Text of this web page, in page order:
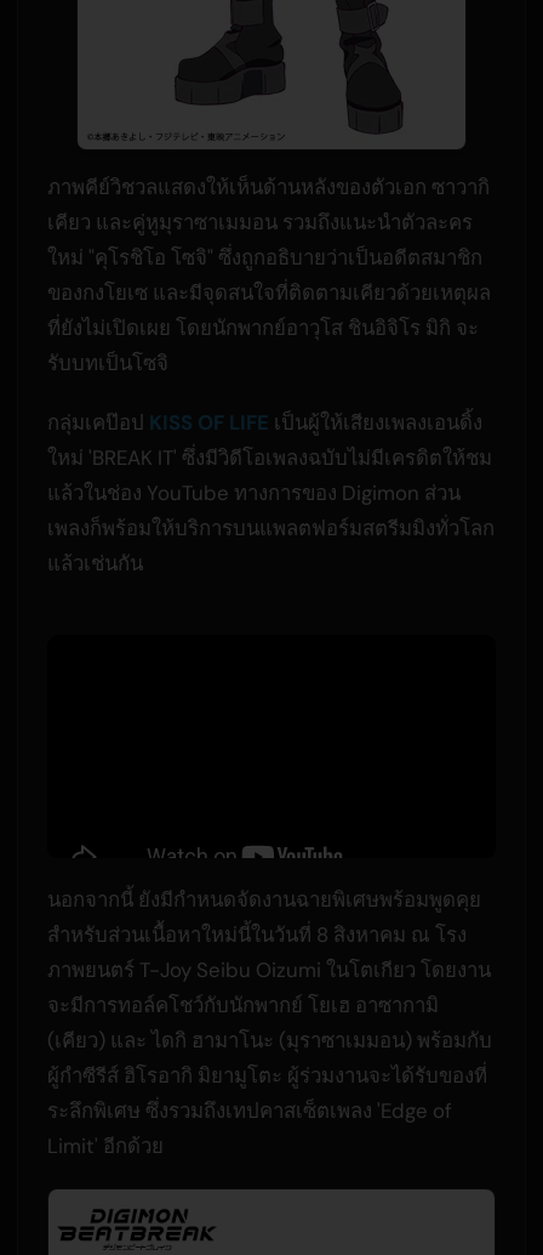
ภาพคีย์วิชวลแสดงให้เห็นด้านหลังของตัวเอก ซาวากิ
เคียว และคู่หูมุราซาเมมอน รวมถึงแนะนำตัวละคร
ใหม่ "คุโรชิโอ โซจิ" ซึ่งถูกอธิบายว่าเป็นอดีตสมาชิก
ของกงโยเซ และมีจุดสนใจที่ติดตามเคียวด้วยเหตุผล
ที่ยังไม่เปิดเผย โดยนักพากย์อาวุโส ชินอิจิโร มิกิ จะ
รับบทเป็นโซจิ
กลุ่มเคป๊อป KISS OF LIFE เป็นผู้ให้เสียงเพลงเอนดิ้ง
ใหม่ 'BREAK IT' ซึ่งมีวิดีโอเพลงฉบับไม่มีเครดิตให้ชม
แล้วในช่อง YouTube ทางการของ Digimon ส่วน
เพลงก็พร้อมให้บริการบนแพลตฟอร์มสตรีมมิงทั่วโลก
แล้วเช่นกัน
นอกจากนี้ ยังมีกำหนดจัดงานฉายพิเศษพร้อมพูดคุย
สำหรับส่วนเนื้อหาใหม่นี้ในวันที่ 8 สิงหาคม ณ โรง
ภาพยนตร์ T-Joy Seibu Oizumi ในโตเกียว โดยงาน
จะมีการทอล์คโชว์กับนักพากย์ โยเฮ อาซากามิ
(เคียว) และ ไดกิ ฮามาโนะ (มุราซาเมมอน) พร้อมกับ
ผู้กำซีรีส์ ฮิโรอากิ มิยามูโตะ ผู้ร่วมงานจะได้รับของที่
ระลึกพิเศษ ซึ่งรวมถึงเทปคาสเซ็ตเพลง 'Edge of
Limit' อีกด้วย